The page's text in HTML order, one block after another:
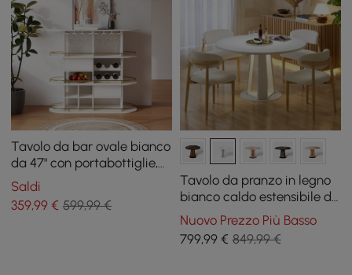
Tavolo da bar ovale bianco
da 47" con portabottiglie,
porta bicchieri e liquori, 2
cassetti
Saldi
359,99 € 599,99 €
Tavolo da pranzo in legno
bianco caldo estensibile da
91-119 cm con luce LED, 2-4
posti
Nuovo Prezzo Più Basso
799,99€ 849,99 €